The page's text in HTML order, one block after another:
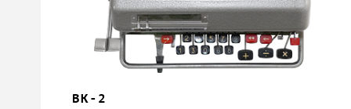
ВК-2